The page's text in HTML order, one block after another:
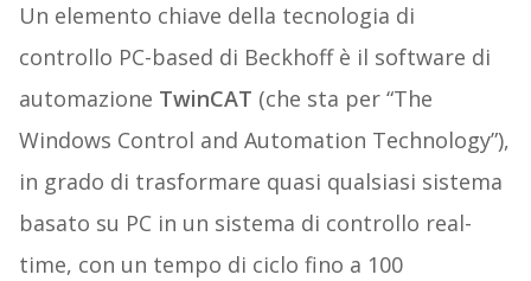
Un elemento chiave della tecnologia di
controllo PC-based di Beckhoff è il software di
automazione TwinCAT (che sta per “The
Windows Control and Automation Technology”),
in grado di trasformare quasi qualsiasi sistema
basato su PC in un sistema di controllo real-
time, con un tempo di ciclo fino a 100